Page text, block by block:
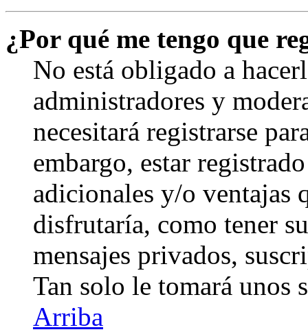
¿Por qué me tengo que
No está obligado a
administradores y
necesitará registrarse
embargo, estar
adicionales y/o ventajas
disfrutaría, como tener
mensajes privados,
Tan solo le tomará unos
Arriba